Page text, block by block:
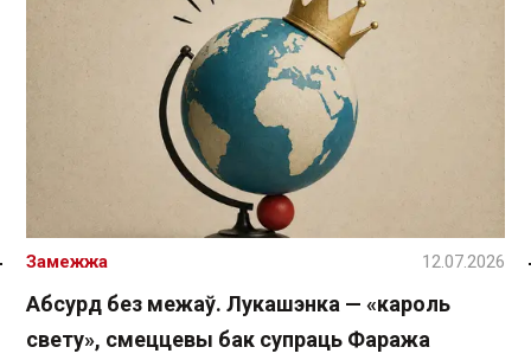
Спасылка без VPN
Абсурд без межаў. Лукашэнка — «кароль
свету», смеццевы бак супраць Фаража
Замежжа 12.07.2026